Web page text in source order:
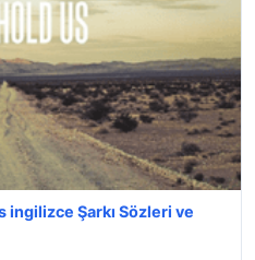
ingilizce Şarkı Sözleri ve